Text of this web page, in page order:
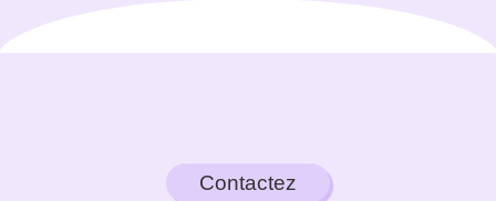
Contactez